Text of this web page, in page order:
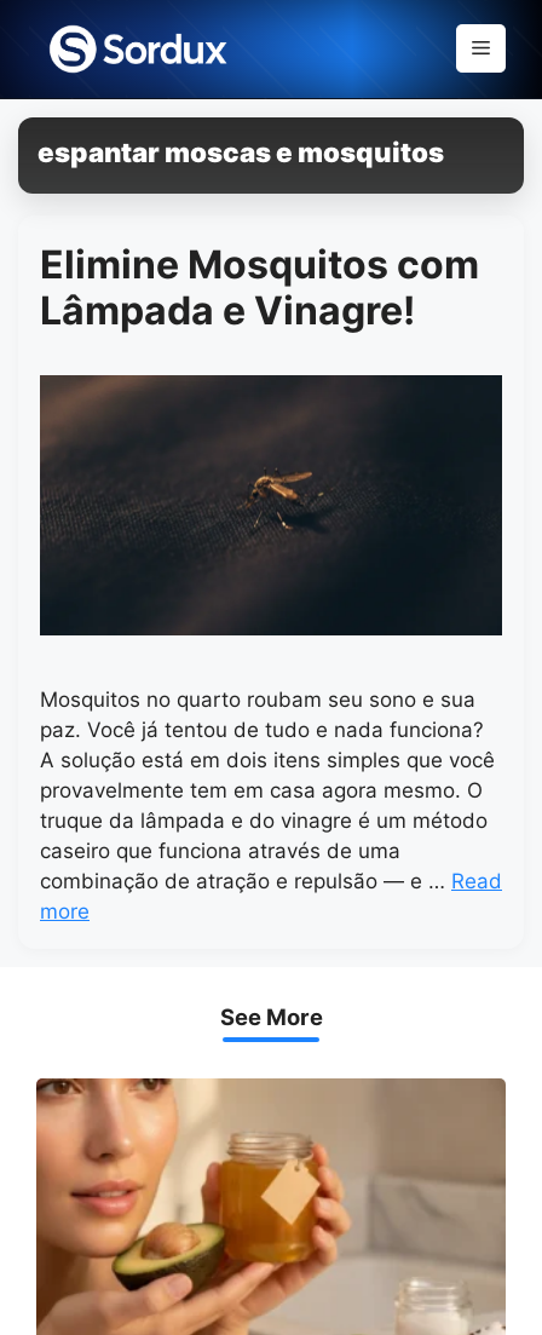
content
Menu
espantar moscas e mosquitos
Elimine Mosquitos com
Lâmpada e Vinagre!
Mosquitos no quarto roubam seu sono e sua
paz. Você já tentou de tudo e nada funciona?
A solução está em dois itens simples que você
provavelmente tem em casa agora mesmo. O
truque da lâmpada e do vinagre é um método
caseiro que funciona através de uma
combinação de atração e repulsão — e … Read
more
See More